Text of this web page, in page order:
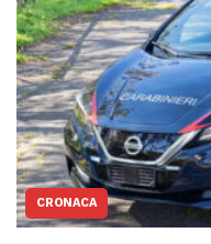
CRONACA